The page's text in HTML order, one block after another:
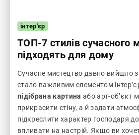
інтер'єр
ТОП-7 стилів сучасного
підходять для дому
Сучасне мистецтво давно вийшло
стало важливим елементом
підібрана картина або арт-об’єкт
прикрасити стіну, а й задати
підкреслити характер господаря
впливати на настрій. Якщо ви